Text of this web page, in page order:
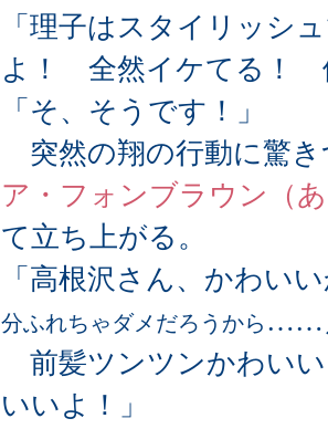
「理子はスタイリッシ
よ！ 全然イケてる！
「そ、そうです！」
突然の翔の行動に驚
ア・フォンブラウン（
て立ち上がる。
「高根沢さん、かわ
分ふれちゃダメだろうから ……
前髪ツンツンかわい
いいよ！」